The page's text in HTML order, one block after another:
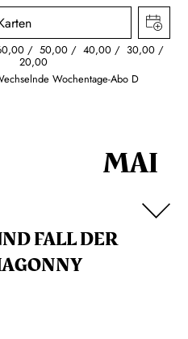
50,00 40,00 30,00
20,00
Wochentage-Abo D
MAI
FALL DER